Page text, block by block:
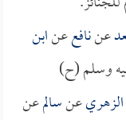
عننافععنابن
وسلم (ح)
الزهريعنسالمعن